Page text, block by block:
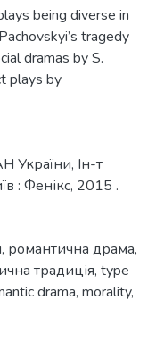
being diverse in
tragedy
dramas by S.
plays by
України, Ін-т
: Фенікс, 2015 .
, романтична драма,
традиція, type
drama, morality,